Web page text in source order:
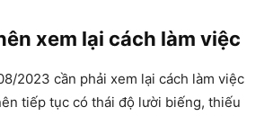
xem lại cách làm việc
2023 cần phải xem lại cách làm việc
tiếp tục có thái độ lười biếng, thiếu